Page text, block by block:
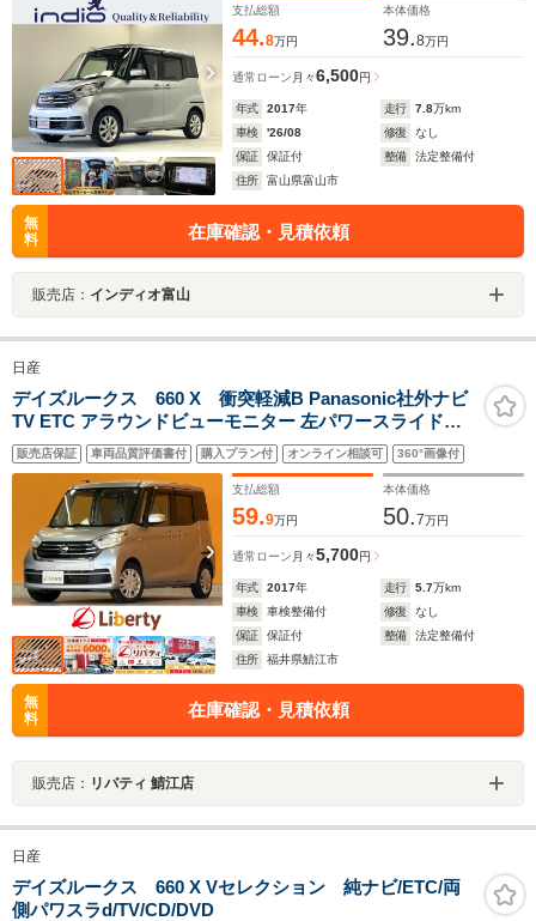
支払総額
44.8万円
本体価格
39.8万円
通常ローン 月々6,500円
年式 2017年 走行 7.8万km
車検
'26/08 修復
なし
保証
保証付 整備
法定整備付
住所
富山県富山市
無
料
在庫確認・見積依頼
販売店： インディオ富山
日産
デイズルークス 660 X 衝突軽減B Panasonic社外ナビ
TV ETC アラウンドビューモニター 左パワースライドド
ア スマートキー プッシュスタート アイドリングストップ
ステアリングスイッチ タッチパネルオートエアコン
販売店保証 車両品質評価書付 購入プラン付 オンライン相談可 360°画像付
支払総額
59.9万円
本体価格
50.7万円
通常ローン 月々5,700円
年式 2017年 走行 5.7万km
車検
車検整備付 修復
なし
保証
保証付 整備
法定整備付
住所
福井県鯖江市
無
料
在庫確認・見積依頼
販売店： リバティ 鯖江店
日産
デイズルークス 660 X Vセレクション 純ナビ/ETC/両
側パワスラd/TV/CD/DVD